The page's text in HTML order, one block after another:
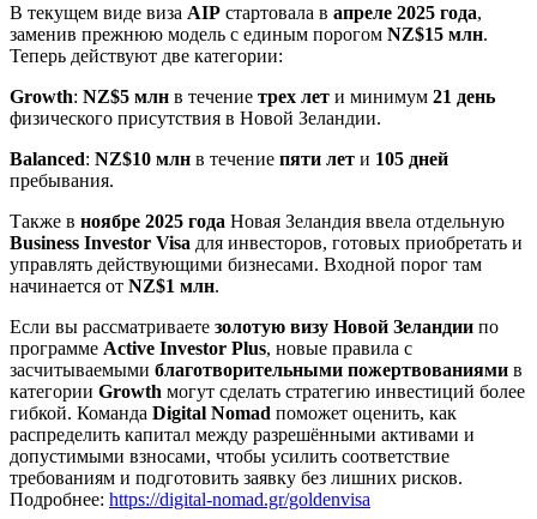
В текущем виде виза AIP стартовала в апреле 2025 года,
заменив прежнюю модель с единым порогом NZ$15 млн.
Теперь действуют две категории:
Growth: NZ$5 млн в течение трех лет и минимум 21 день
физического присутствия в Новой Зеландии.
Balanced: NZ$10 млн в течение пяти лет и 105 дней
пребывания.
Также в ноябре 2025 года Новая Зеландия ввела отдельную
Business Investor Visa для инвесторов, готовых приобретать и
управлять действующими бизнесами. Входной порог там
начинается от NZ$1 млн.
Если вы рассматриваете золотую визу Новой Зеландии по
программе Active Investor Plus, новые правила с
засчитываемыми благотворительными пожертвованиями в
категории Growth могут сделать стратегию инвестиций более
гибкой. Команда Digital Nomad поможет оценить, как
распределить капитал между разрешёнными активами и
допустимыми взносами, чтобы усилить соответствие
требованиям и подготовить заявку без лишних рисков.
Подробнее: https://digital-nomad.gr/goldenvisa